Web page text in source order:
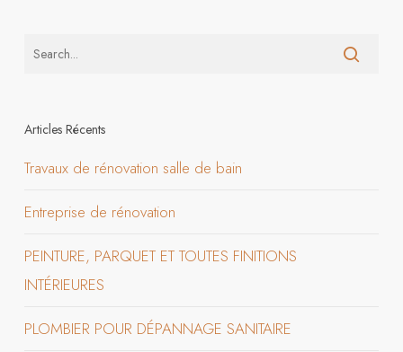
Articles Récents
Travaux de rénovation salle de bain
Entreprise de rénovation
PEINTURE, PARQUET ET TOUTES FINITIONS
INTÉRIEURES
PLOMBIER POUR DÉPANNAGE SANITAIRE